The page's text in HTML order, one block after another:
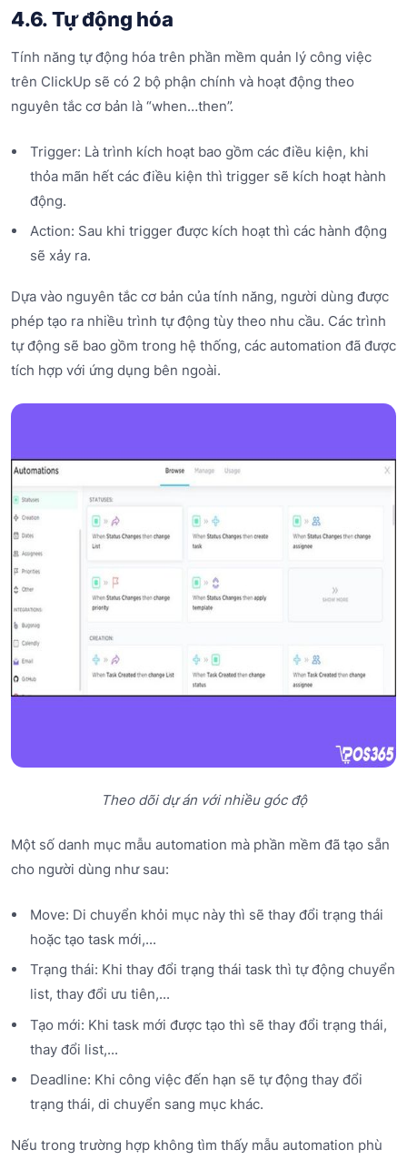
4.6. Tự động hóa
Tính năng tự động hóa trên phần mềm quản lý công việc
trên ClickUp sẽ có 2 bộ phận chính và hoạt động theo
nguyên tắc cơ bản là “when…then”.
Trigger: Là trình kích hoạt bao gồm các điều kiện, khi
thỏa mãn hết các điều kiện thì trigger sẽ kích hoạt hành
động.
Action: Sau khi trigger được kích hoạt thì các hành động
sẽ xảy ra.
Dựa vào nguyên tắc cơ bản của tính năng, người dùng được
phép tạo ra nhiều trình tự động tùy theo nhu cầu. Các trình
tự động sẽ bao gồm trong hệ thống, các automation đã được
tích hợp với ứng dụng bên ngoài.
Theo dõi dự án với nhiều góc độ
Một số danh mục mẫu automation mà phần mềm đã tạo sẵn
cho người dùng như sau:
Move: Di chuyển khỏi mục này thì sẽ thay đổi trạng thái
hoặc tạo task mới,...
Trạng thái: Khi thay đổi trạng thái task thì tự động chuyển
list, thay đổi ưu tiên,...
Tạo mới: Khi task mới được tạo thì sẽ thay đổi trạng thái,
thay đổi list,...
Deadline: Khi công việc đến hạn sẽ tự động thay đổi
trạng thái, di chuyển sang mục khác.
Nếu trong trường hợp không tìm thấy mẫu automation phù